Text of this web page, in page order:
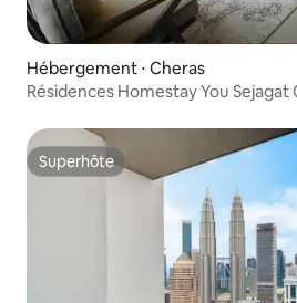
Hébergement ⋅ Cheras
Résidences Homestay You Sejagat
Superhôte
Superhôte